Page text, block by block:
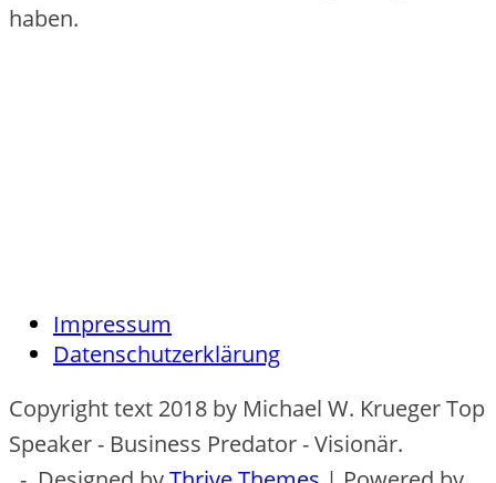
haben.
Impressum
Datenschutzerklärung
Copyright text 2018 by Michael W. Krueger Top
Speaker - Business Predator - Visionär.